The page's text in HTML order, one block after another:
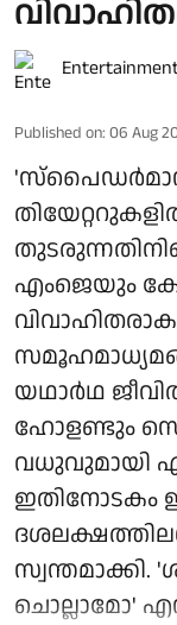
Published on: 06 Aug
എംജെയും
യഥാർഥ
ഹോളണ്ടും
വധുവുമായി
ഇതിനോടകം
സ്വന്തമാക്കി.
ചൊല്ലാമോ'